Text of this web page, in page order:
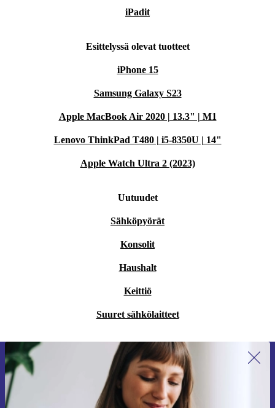
iPadit
Esittelyssä olevat tuotteet
iPhone 15
Samsung Galaxy S23
Apple MacBook Air 2020 | 13.3" | M1
Lenovo ThinkPad T480 | i5-8350U | 14"
Apple Watch Ultra 2 (2023)
Uutuudet
Sähköpyörät
Konsolit
Haushalt
Keittiö
Suuret sähkölaitteet
Liity ensimmäistä kertaa uutiskirjeen
tilaajaksi ja säästä 15 €!
Älä missaa enää yhtäkään tarjousta.